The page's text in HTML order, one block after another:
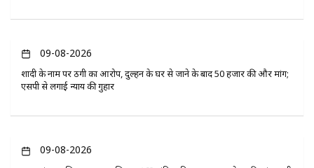
09-08-2026
शादी के नाम पर ठगी का आरोप, दुल्हन के घर से जाने के बाद 50 हजार की और मांग;
एसपी से लगाई न्याय की गुहार
09-08-2026